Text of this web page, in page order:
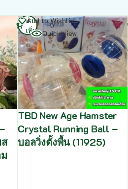
Add to Wishlist
Quick view
TBD New Age Hamster
Crystal Running Ball –
บอลวิ่งตั้งพื้น (11925)
อ่าน
เพิ่ม